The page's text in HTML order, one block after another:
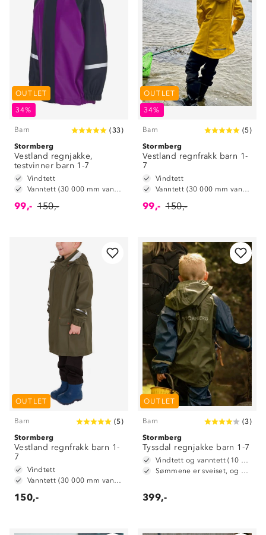
OUTLET
34%
Barn (33)
Stormberg
Vestland regnjakke,
testvinner barn 1-7
Vindtett
Vanntett (30 000 mm vannsøyle)
99,- 150,-
OUTLET
34%
Barn (5)
Stormberg
Vestland regnfrakk barn 1-
7
Vindtett
Vanntett (30 000 mm vannsøyle)
99,- 150,-
OUTLET
Barn (5)
Stormberg
Vestland regnfrakk barn 1-
7
Vindtett
Vanntett (30 000 mm vannsøyle)
150,-
OUTLET
Barn (3)
Stormberg
Tyssdal regnjakke barn 1-7
Vindtett og vanntett (10 000 mm vannsøyle)
Sømmene er sveiset, og dermed vanntette
399,-